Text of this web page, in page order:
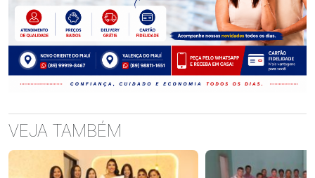
VEJA TAMBÉM